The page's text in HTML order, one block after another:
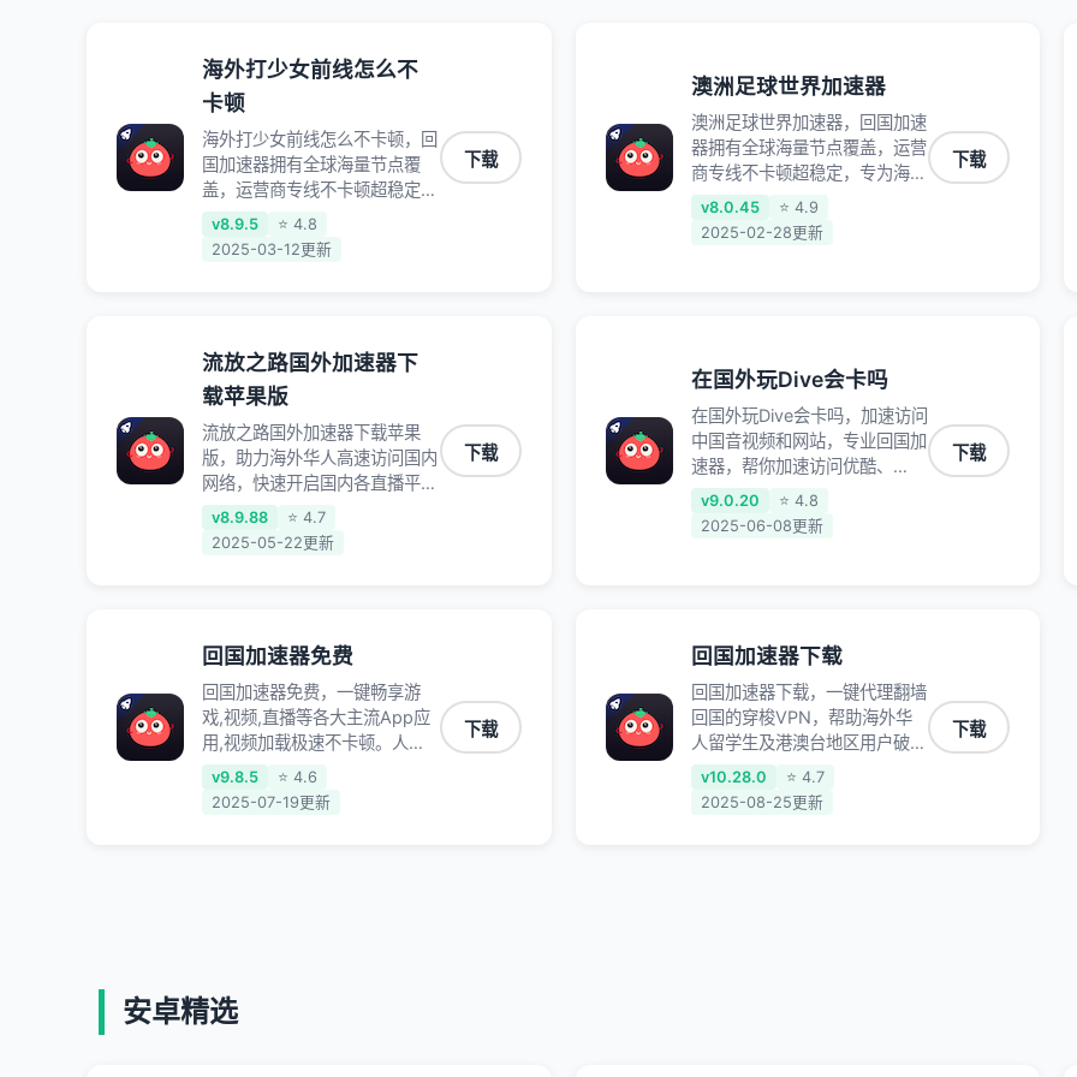
海外打少女前线怎么不
卡顿
海外打少女前线怎么不卡顿，回
国加速器拥有全球海量节点覆
盖，运营商专线不卡顿超稳定，
专为海外华人和留学生打造，帮
助海外华人免除地域限制，随时
v8.9.5
⭐ 4.8
2025-03-12更新
下载
澳洲足球世界加速器
澳洲足球世界加速器，回国加速
器拥有全球海量节点覆盖，运营
商专线不卡顿超稳定，专为海外
华人和留学生打造，帮助海外华
人免除地域限制，随时高速稳定
v8.0.45
⭐ 4.9
2025-02-28更新
下载
流放之路国外加速器下
载苹果版
流放之路国外加速器下载苹果
版，助力海外华人高速访问国内
网络，快速开启国内各直播平
台,解决国内视频、音乐卡顿问
题；更能加速海量国服游戏，超
v8.9.88
⭐ 4.7
2025-05-22更新
下载
在国外玩Dive会卡吗
在国外玩Dive会卡吗，加速访问
中国音视频和网站，专业回国加
速器，帮你加速访问优酷、
bilibili、腾讯视频、爱奇艺等，
加速国服游戏，例如原神、阴阳
各种服务,回国加速器致力于帮
助海外华人和留学生、港澳台地
区用户提供最好的回国游戏和音
乐视频加速服务，可以在海外或
港澳台地区流畅加速国服游戏和
音视频服务，提供专业稳定的全
球回国线路和游戏加速专线。能
v9.0.20
⭐ 4.8
2025-06-08更新
下载
回国加速器免费
回国加速器免费，一键畅享游
戏,视频,直播等各大主流App应
用,视频加载极速不卡顿。人在
海外听歌,玩国服游戏 简单易
用。
v9.8.5
⭐ 4.6
2025-07-19更新
下载
回国加速器下载
回国加速器下载，一键代理翻墙
回国的穿梭VPN，帮助海外华
人留学生及港澳台地区用户破除
地区版权限制问题，一键降低游
戏延迟，加速访问中国网站、游
v10.28.0
⭐ 4.7
2025-08-25更新
下载
安卓精选